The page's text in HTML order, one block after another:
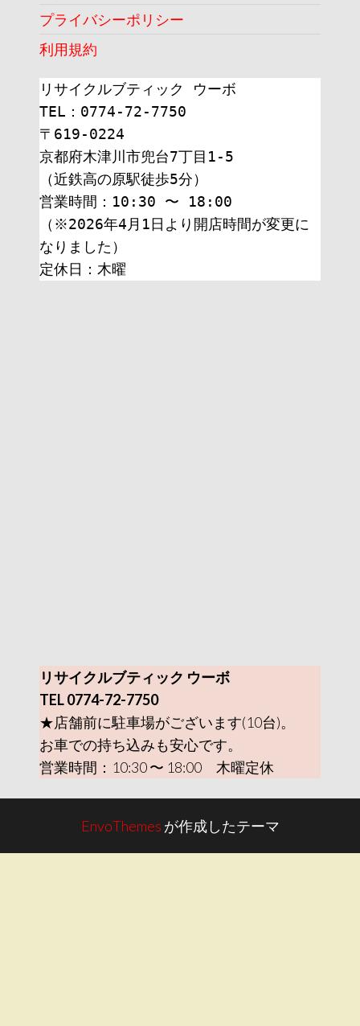
プライバシーポリシー
利用規約
リサイクルブティック ウーボ
TEL：0774-72-7750
〒619-0224
京都府木津川市兜台7丁目1-5
（近鉄高の原駅徒歩5分）
営業時間：10:30 〜 18:00
（※2026年4月1日より開店時間が変更に
なりました）
定休日：木曜
リサイクルブティック ウーボ
TEL 0774-72-7750
★店舗前に駐車場がございます(10台)。
お車での持ち込みも安心です。
営業時間：10:30 〜 18:00 木曜定休
EnvoThemes が作成したテーマ